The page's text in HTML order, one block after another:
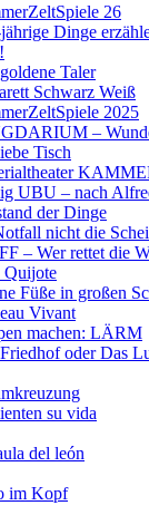
26
Dinge
Taler
Schwarz Weiß
2025
–
Tisch
UBU – nach
der Dinge
nicht die
– Wer rettet die
Quijote
Füße in großen
Vivant
machen: LÄRM
oder Das
su vida
del león
im Kopf